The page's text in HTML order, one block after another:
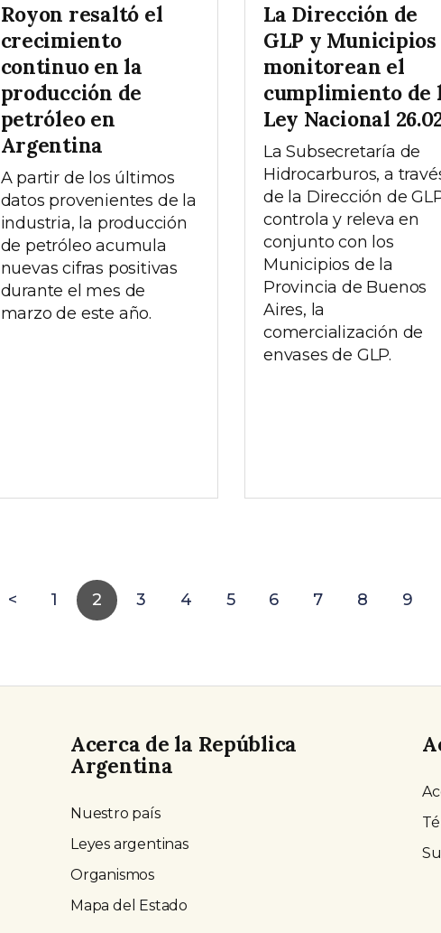
Royon resaltó el
crecimiento
continuo en la
producción de
petróleo en
Argentina
A partir de los últimos
datos provenientes de la
industria, la producción
de petróleo acumula
nuevas cifras positivas
durante el mes de
marzo de este año.
La Dirección de
GLP y Municipios
monitorean el
cumplimiento de
Ley Nacional
La Subsecretaría de
Hidrocarburos, a
de la Dirección de
controla y releva en
conjunto con los
Municipios de la
Provincia de Buenos
Aires, la
comercialización de
envases de GLP.
< 1 2 3 4 5 6 7 8 9
Acerca de la República
Argentina
Nuestro país
Leyes argentinas
Organismos
Mapa del Estado